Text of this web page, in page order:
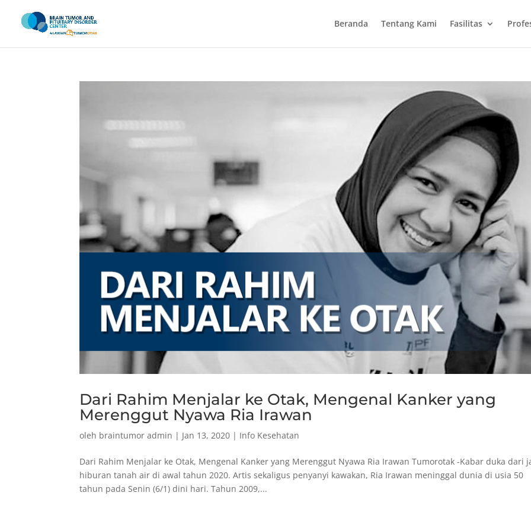
Beranda Tentang Kami Fasilitas
Dari Rahim Menjalar ke Otak, Mengenal Kanker yang
Merenggut Nyawa Ria Irawan
oleh braintumor admin | Jan 13, 2020 | Info Kesehatan
Dari Rahim Menjalar ke Otak, Mengenal Kanker yang Merenggut Nyawa Ria Irawan Tumorotak -Kabar duka dari
hiburan tanah air di awal tahun 2020. Artis sekaligus penyanyi kawakan, Ria Irawan meninggal dunia di usia 50
tahun pada Senin (6/1) dini hari. Tahun 2009,...